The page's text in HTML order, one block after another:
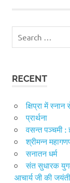
RECENT
क्षिप्रा में
प्रार्थना
वसन्त पञ्चमी :
श्रीमन्न
सनातन धर्म
संत सुधारक
आचार्य जी की जयंती